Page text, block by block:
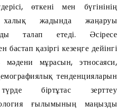
өткені мен бүгінінің
халық жадында жаңаруы
талап етеді. Әсіресе
қазіргі кезеңге дейінгі
мұрасын, этно­саяси,
тенденцияларын
біртұтас зерттеу
ғылымының маңызды